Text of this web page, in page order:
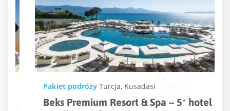
Pakiet podróży Turcja,Kusadasi
Beks Premium Resort & Spa – 5* hotel w